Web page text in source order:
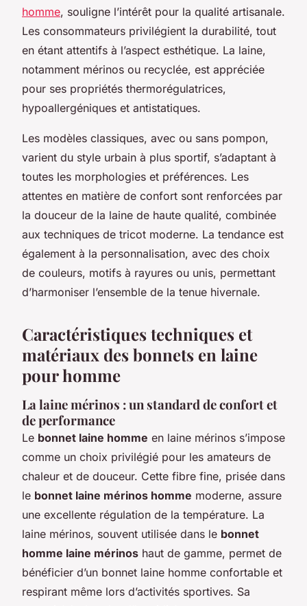
homme, souligne l’intérêt pour la qualité artisanale.
Les consommateurs privilégient la durabilité, tout
en étant attentifs à l’aspect esthétique. La laine,
notamment mérinos ou recyclée, est appréciée
pour ses propriétés thermorégulatrices,
hypoallergéniques et antistatiques.
Les modèles classiques, avec ou sans pompon,
varient du style urbain à plus sportif, s’adaptant à
toutes les morphologies et préférences. Les
attentes en matière de confort sont renforcées par
la douceur de la laine de haute qualité, combinée
aux techniques de tricot moderne. La tendance est
également à la personnalisation, avec des choix
de couleurs, motifs à rayures ou unis, permettant
d’harmoniser l’ensemble de la tenue hivernale.
Caractéristiques techniques et
matériaux des bonnets en laine
pour homme
La laine mérinos : un standard de confort et
de performance
Le bonnet laine homme en laine mérinos s’impose
comme un choix privilégié pour les amateurs de
chaleur et de douceur. Cette fibre fine, prisée dans
le bonnet laine mérinos homme moderne, assure
une excellente régulation de la température. La
laine mérinos, souvent utilisée dans le bonnet
homme laine mérinos haut de gamme, permet de
bénéficier d’un bonnet laine homme confortable et
respirant même lors d’activités sportives. Sa